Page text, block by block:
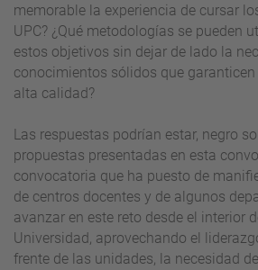
memorable la experiencia de cursar
UPC? ¿Qué metodologías se pueden
estos objetivos sin dejar de lado la
conocimientos sólidos que
alta calidad?
Las respuestas podrían estar, negro
propuestas presentadas en esta
convocatoria que ha puesto de
de centros docentes y de algunos
avanzar en este reto desde el interior
Universidad, aprovechando el
frente de las unidades, la necesidad